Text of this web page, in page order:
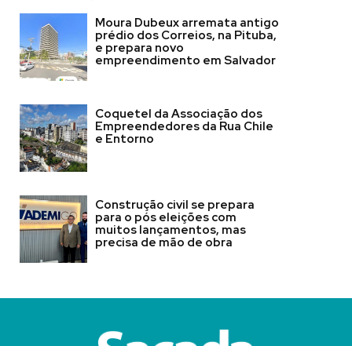
Moura Dubeux arremata antigo
prédio dos Correios, na Pituba,
e prepara novo
empreendimento em Salvador
Coquetel da Associação dos
Empreendedores da Rua Chile
e Entorno
Construção civil se prepara
para o pós eleições com
muitos lançamentos, mas
precisa de mão de obra